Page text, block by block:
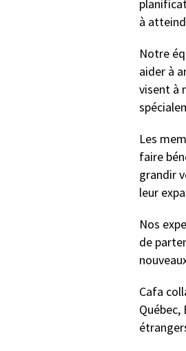
à
Notre
aider à
visent à
Les
faire
grandir
leur
Nos
de
Cafa